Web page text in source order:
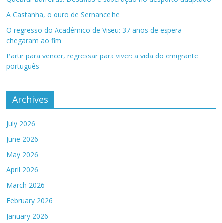
A Castanha, o ouro de Sernancelhe
O regresso do Académico de Viseu: 37 anos de espera
chegaram ao fim
Partir para vencer, regressar para viver: a vida do emigrante
português
Archives
July 2026
June 2026
May 2026
April 2026
March 2026
February 2026
January 2026